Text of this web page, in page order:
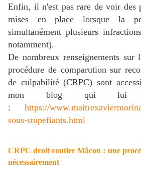
Enfin, il n'est pas rare de voir des
mises en place lorsque la
simultanément plusieurs
notamment).
De nombreux renseignements sur
procédure de comparution sur
de culpabilité (CRPC) sont
mon blog qui lui
: https://
sous-stupefiants.html
CRPC droit routier Mâcon : une
nécessairement